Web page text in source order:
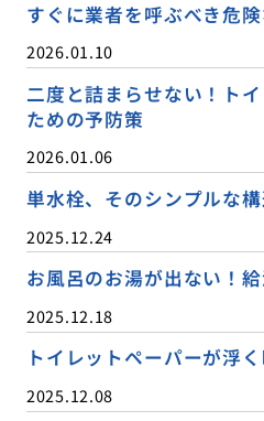
すぐに業者を呼ぶべき危
2026.01.10
二度と詰まらせない！ト
ための予防策
2026.01.06
単水栓、そのシンプルな
2025.12.24
お風呂のお湯が出ない！
2025.12.18
トイレットペーパーが浮
2025.12.08